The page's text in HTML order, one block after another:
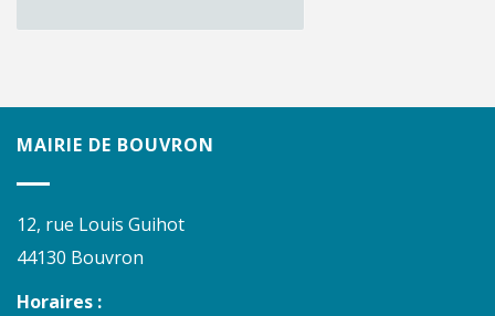
MAIRIE DE BOUVRON
12, rue Louis Guihot
44130 Bouvron
Horaires :